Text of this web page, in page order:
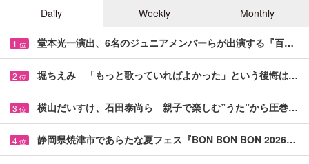
Daily
Weekly Monthly
1 位 堂本光一演出、6名のジュニアメンバーらが出演する『百…
2 位 堀ちえみ 「もっと歌っていればよかった」という後悔は…
3 位 横山だいすけ、石田泰尚ら 親子で楽しむ”うた”から圧巻…
4 位 静岡県焼津市であらたな夏フェス『BON BON BON 2026…